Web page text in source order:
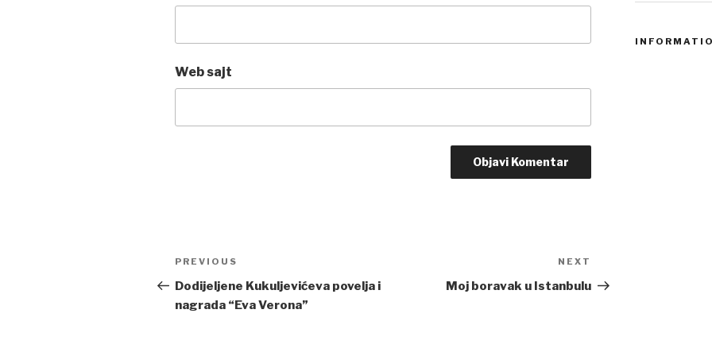
Web sajt
Post
navigation
Previous
Post
PREVIOUS
Dodijeljene Kukuljevićeva povelja i
nagrada “Eva Verona”
Post
NEXT
Moj boravak u Istanbulu